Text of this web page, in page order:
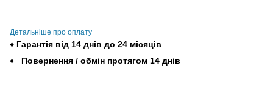
Детальніше про оплату
♦ Гарантія від 14 днів до 24 місяців
♦ Повернення / обмін протягом 14 днів